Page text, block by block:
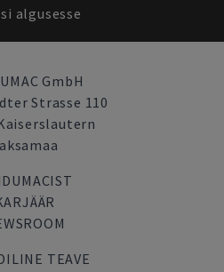
algusesse
GmbH
Strasse 110
TEAVE